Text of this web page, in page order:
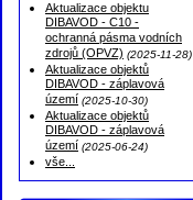
Aktualizace objektu
DIBAVOD - C10 -
ochranná pásma vodních
zdrojů (OPVZ) (2025-11-28)
Aktualizace objektů
DIBAVOD - záplavová
území (2025-10-30)
Aktualizace objektů
DIBAVOD - záplavová
území (2025-06-24)
vše...